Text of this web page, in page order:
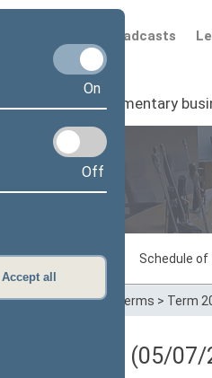
On
Off
Accept all
Scheduled broadcasts
Seimas I Parliamentary
Plenary sittings Schedule
>Parliamentary terms > Term
klausimas (05/